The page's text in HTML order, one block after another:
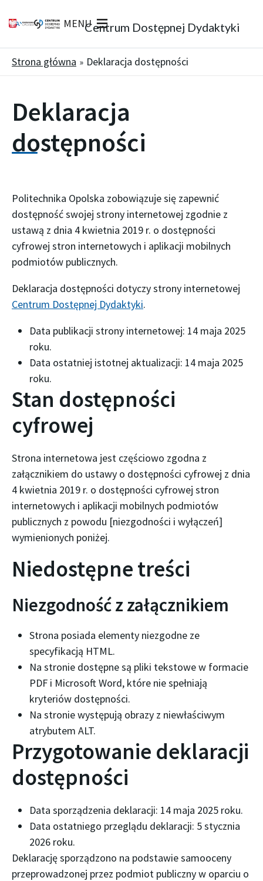
Centrum Dostępnej Dydaktyki
MENU
Strona główna Deklaracja dostępności
Deklaracja
dostępności
Politechnika Opolska zobowiązuje się zapewnić
dostępność swojej strony internetowej zgodnie z
ustawą z dnia 4 kwietnia 2019 r. o dostępności
cyfrowej stron internetowych i aplikacji mobilnych
podmiotów publicznych.
Deklaracja dostępności dotyczy strony internetowej
Centrum Dostępnej Dydaktyki.
Data publikacji strony internetowej: 14 maja 2025
roku.
Data ostatniej istotnej aktualizacji: 14 maja 2025
roku.
Stan dostępności
cyfrowej
Strona internetowa jest częściowo zgodna z
załącznikiem do ustawy o dostępności cyfrowej z dnia
4 kwietnia 2019 r. o dostępności cyfrowej stron
internetowych i aplikacji mobilnych podmiotów
publicznych z powodu [niezgodności i wyłączeń]
wymienionych poniżej.
Niedostępne treści
Niezgodność z załącznikiem
Strona posiada elementy niezgodne ze
specyfikacją HTML.
Na stronie dostępne są pliki tekstowe w formacie
PDF i Microsoft Word, które nie spełniają
kryteriów dostępności.
Na stronie występują obrazy z niewłaściwym
atrybutem ALT.
Przygotowanie deklaracji
dostępności
Data sporządzenia deklaracji: 14 maja 2025 roku.
Data ostatniego przeglądu deklaracji: 5 stycznia
2026 roku.
Deklarację sporządzono na podstawie samooceny
przeprowadzonej przez podmiot publiczny w oparciu o